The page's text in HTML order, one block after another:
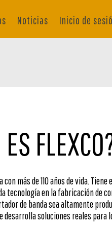
Noticias Inicio de
más de 110 años de vida. Tiene
tecnología en la fabricación de
de banda sea altamente
desarrolla soluciones reales para